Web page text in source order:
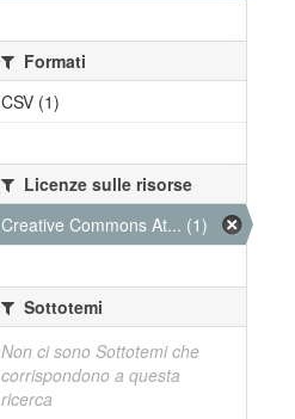
Formati
CSV (1)
Licenze sulle risorse
Creative Commons At... (1)
Sottotemi
Non ci sono Sottotemi che
corrispondono a questa
ricerca